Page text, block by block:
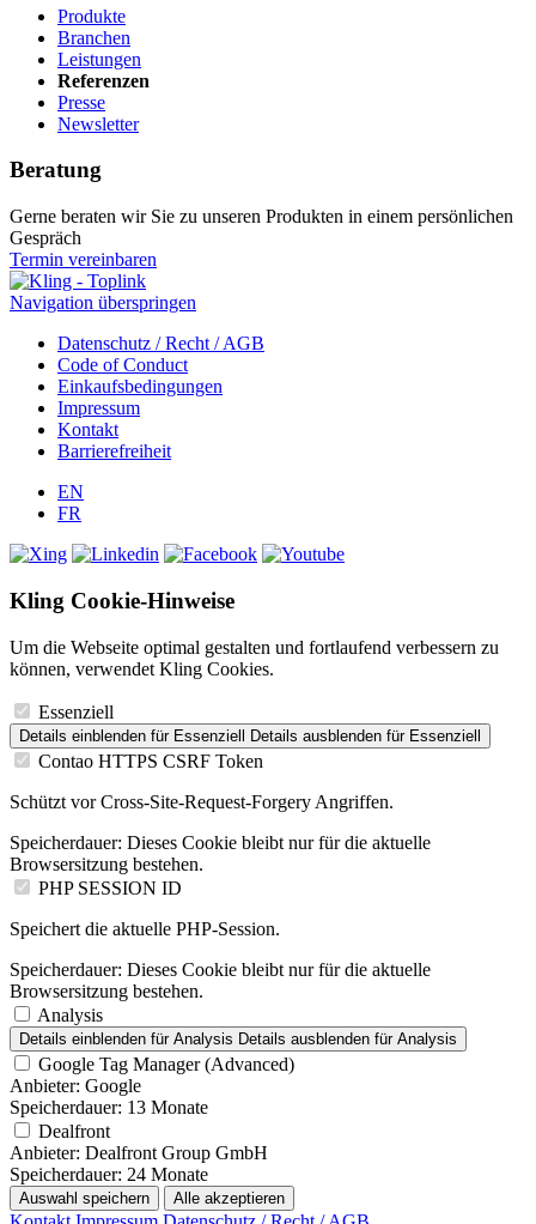
Produkte
Branchen
Leistungen
Referenzen
Presse
Newsletter
Beratung
Gerne beraten wir Sie zu unseren Produkten in einem persönlichen
Gespräch
Termin vereinbaren
Navigation überspringen
Datenschutz / Recht / AGB
Code of Conduct
Einkaufsbedingungen
Impressum
Kontakt
Barrierefreiheit
EN
FR
Kling Cookie-Hinweise
Um die Webseite optimal gestalten und fortlaufend verbessern zu
können, verwendet Kling Cookies.
Essenziell
Details einblenden für Essenziell Details ausblenden für Essenziell
Contao HTTPS CSRF Token
Schützt vor Cross-Site-Request-Forgery Angriffen.
Speicherdauer: Dieses Cookie bleibt nur für die aktuelle
Browsersitzung bestehen.
PHP SESSION ID
Speichert die aktuelle PHP-Session.
Speicherdauer: Dieses Cookie bleibt nur für die aktuelle
Browsersitzung bestehen.
Analysis
Details einblenden für Analysis Details ausblenden für Analysis
Google Tag Manager (Advanced)
Anbieter: Google
Speicherdauer: 13 Monate
Dealfront
Anbieter: Dealfront Group GmbH
Speicherdauer: 24 Monate
Auswahl speichern Alle akzeptieren